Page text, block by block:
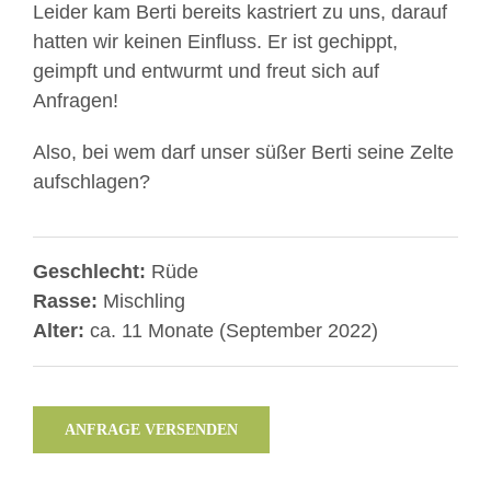
Leider kam Berti bereits kastriert zu uns, darauf
hatten wir keinen Einfluss. Er ist gechippt,
geimpft und entwurmt und freut sich auf
Anfragen!
Also, bei wem darf unser süßer Berti seine Zelte
aufschlagen?
Geschlecht: Rüde
Rasse: Mischling
Alter: ca. 11 Monate (September 2022)
ANFRAGE VERSENDEN